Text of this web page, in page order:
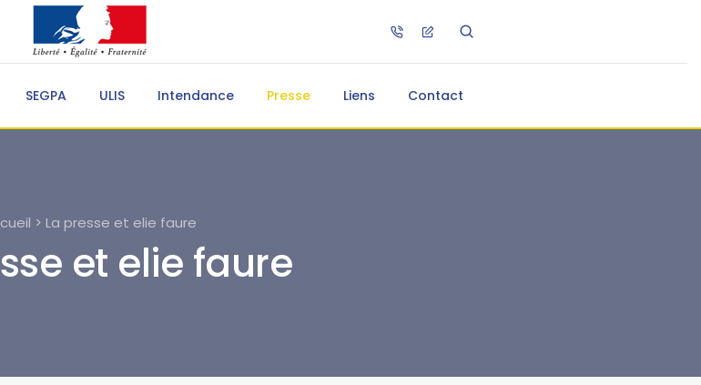
SEGPA ULIS Intendance Presse Liens Contact
> La presse et elie faure
et elie faure